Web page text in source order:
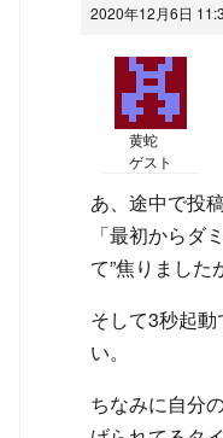
2020年12月6日
黄蛇
ゲスト
あ、途中で投
「最初からダ
て”焦りました
そして3秒起
い。
ちなみに自分